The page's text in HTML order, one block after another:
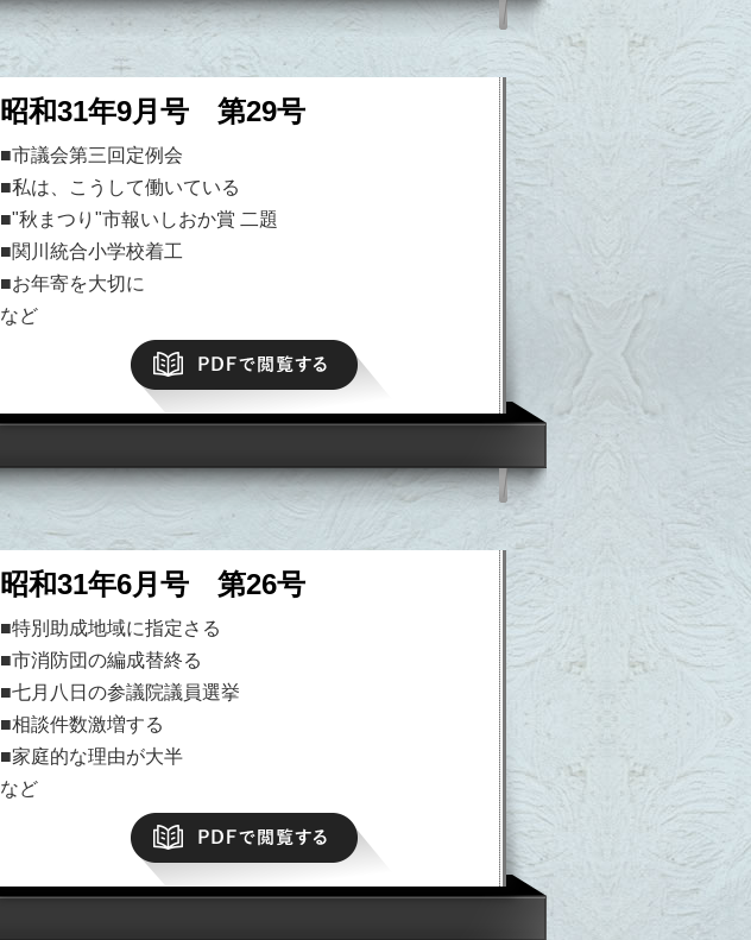
昭和31年9月号 第29号
■市議会第三回定例会
■私は、こうして働いている
■"秋まつり"市報いしおか賞 二題
■関川統合小学校着工
■お年寄を大切に
など
PDFで閲覧する
昭和31年6月号 第26号
■特別助成地域に指定さる
■市消防団の編成替終る
■七月八日の参議院議員選挙
■相談件数激増する
■家庭的な理由が大半
など
PDFで閲覧する